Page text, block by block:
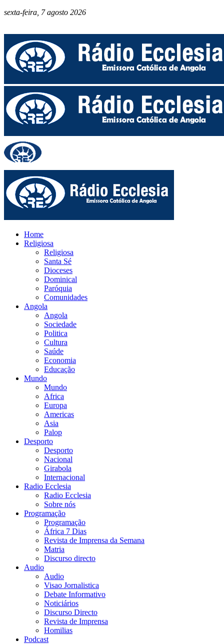
sexta-feira, 7 agosto 2026
Home
Religiosa
Religiosa
Santa Sé
Dioceses
Dominical
Paróquia
Comunidades
Angola
Angola
Sociedade
Politica
Cultura
Saúde
Economia
Educação
Mundo
Mundo
Africa
Europa
Americas
Asia
Palop
Desporto
Desporto
Nacional
Girabola
Internacional
Radio Ecclesia
Radio Ecclesia
Sobre nós
Programação
Programação
África 7 Dias
Revista de Imprensa da Semana
Matria
Discurso directo
Audio
Audio
Visao Jornalistica
Debate Informativo
Noticiários
Discurso Directo
Revista de Imprensa
Homilias
Podcast